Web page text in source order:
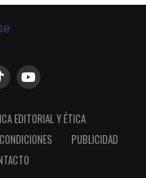
EDITORIAL Y ÉTICA
PUBLICIDAD